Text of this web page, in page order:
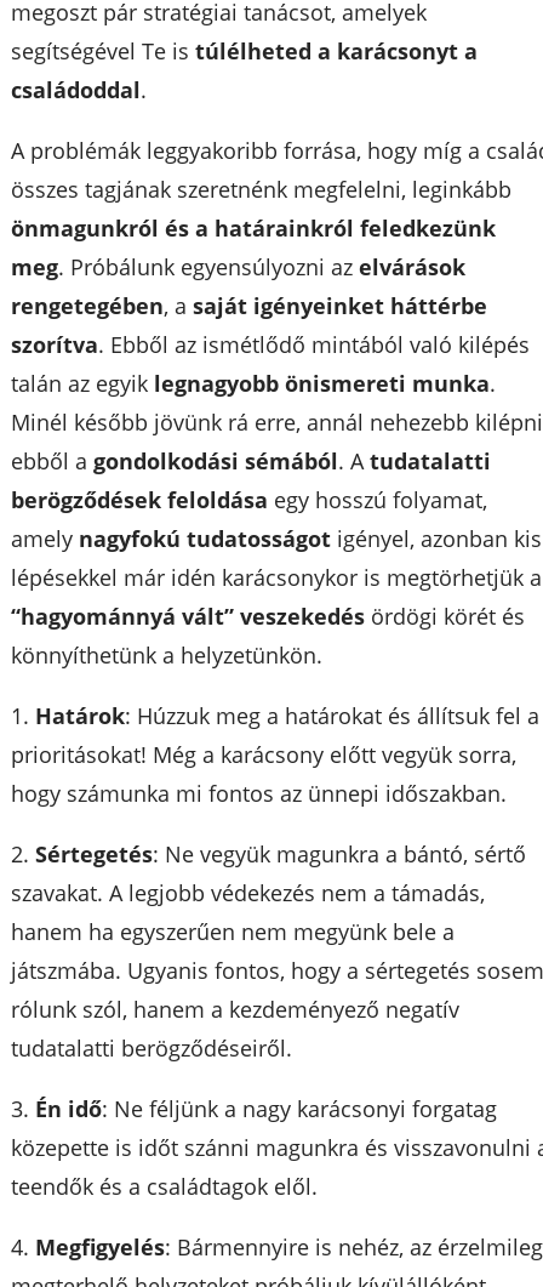
megoszt pár stratégiai tanácsot, amelyek
segítségével Te istúlélheted a karácsonyt a
családoddal.
A problémák leggyakoribb forrása, hogy míg a
összes tagjának szeretnénk megfelelni, leginkább
önmagunkról és a határainkról feledkezünk
meg. Próbálunk egyensúlyozni azelvárások
rengetegében, asaját igényeinket háttérbe
szorítva. Ebből az ismétlődő mintából való kilépés
talán az egyik legnagyobb önismereti munka.
Minél később jövünk rá erre, annál nehezebb kilépni
ebből agondolkodási sémából. Atudatalatti
berögződések feloldása egy hosszú folyamat,
amely nagyfokú tudatosságot igényel, azonban kis
lépésekkel már idén karácsonykor is megtörhetjük a
“hagyománnyá vált” veszekedés ördögi körét és
könnyíthetünk a helyzetünkön.
1. Határok: Húzzuk meg a határokat és állítsuk fel a
prioritásokat! Még a karácsony előtt vegyük sorra,
hogy számunka mi fontos az ünnepi időszakban.
2.Sértegetés: Ne vegyük magunkra a bántó, sértő
szavakat. A legjobb védekezés nem a támadás,
hanem ha egyszerűen nem megyünk bele a
játszmába. Ugyanis fontos, hogy a sértegetés
rólunk szól, hanem a kezdeményező negatív
tudatalatti berögződéseiről.
3. Én idő: Ne féljünk a nagy karácsonyi forgatag
közepette is időt szánni magunkra és visszavonulni
teendők és a családtagok elől.
4. Megfigyelés: Bármennyire is nehéz, az érzelmileg